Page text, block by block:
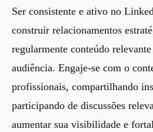
Ser consistente e ativo no
construir relacionamentos
regularmente conteúdo
audiência. Engaje-se com o
profissionais, compartilhando
participando de discussões
aumentar sua visibilidade e